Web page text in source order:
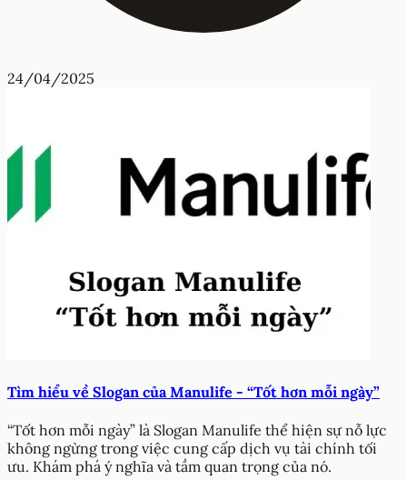
24/04/2025
Tìm hiểu về Slogan của Manulife - “Tốt hơn mỗi ngày”
“Tốt hơn mỗi ngày” là Slogan Manulife thể hiện sự nỗ lực
không ngừng trong việc cung cấp dịch vụ tài chính tối
ưu. Khám phá ý nghĩa và tầm quan trọng của nó.